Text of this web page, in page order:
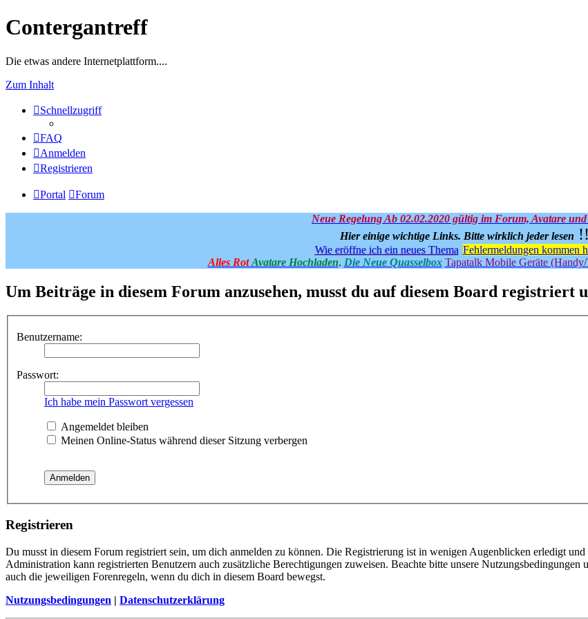
Contergantreff
Die etwas andere Internetplattform....
Zum Inhalt
Schnellzugriff
FAQ
Anmelden
Registrieren
Portal Forum
Neue Regelung Ab 02.02.2020 gültig im Forum, Avatare
Hier einige wichtige Links. Bitte wirklich jeder lesen !!
Wie eröffne ich ein neues Thema Fehlermeldungen kommen
Alles Rot Avatare Hochladen. Die Neue Quasselbox Tapatalk Mobile Geräte
Um Beiträge in diesem Forum anzusehen, musst du auf diesem Board registriert
Benutzername:
Passwort:
Ich habe mein Passwort vergessen
Angemeldet bleiben
Meinen Online-Status während dieser Sitzung verbergen
Registrieren
Du musst in diesem Forum registriert sein, um dich anmelden zu können. Die Registrierung ist in wenigen Augenblicken erledigt
Administration kann registrierten Benutzern auch zusätzliche Berechtigungen zuweisen. Beachte bitte unsere
auch die jeweiligen Forenregeln, wenn du dich in diesem Board bewegst.
Nutzungsbedingungen | Datenschutzerklärung